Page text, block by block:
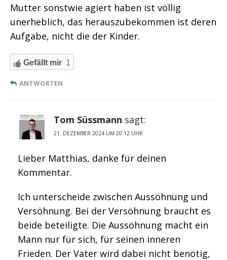
Mutter sonstwie agiert haben ist völlig
unerheblich, das herauszubekommen ist deren
Aufgabe, nicht die der Kinder.
Gefällt mir 1
ANTWORTEN
Tom Süssmann sagt:
21. DEZEMBER 2024 UM 20:12 UHR
Lieber Matthias, danke für deinen
Kommentar.
Ich unterscheide zwischen Aussöhnung und
Versöhnung. Bei der Versöhnung braucht es
beide beteiligte. Die Aussöhnung macht ein
Mann nur für sich, für seinen inneren
Frieden. Der Vater wird dabei nicht benötig,